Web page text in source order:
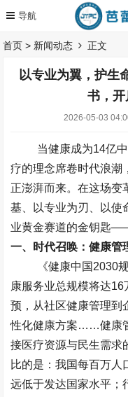
首页 > 新闻动态 正文
以专业为翼，护
书，
2026-05-03
当健康成为14亿
疗的理念席卷时代浪潮
正澎湃而来。在这场变
基、以专业为刃、以使
业黄金赛道的金钥匙
一、时代召唤：健康管
《健康中国 2030
康服务业总规模将达16
预，从社区健康管理到
性化健康方案……健康
接医疗资源与民生需求
比的是：我国每百万人
远低于发达国家水平；